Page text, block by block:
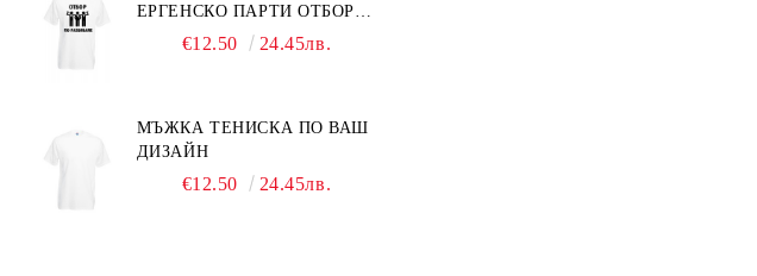
ЕРГЕНСКО ПАРТИ ОТБОР
ПО РАЗБИВАНЕ
€12.50 24.45лв.
МЪЖКА ТЕНИСКА ПО ВАШ
ДИЗАЙН
€12.50 24.45лв.